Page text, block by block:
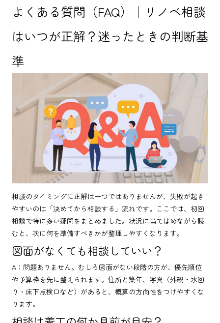
よくある質問（FAQ）｜リノベ相談
はいつが正解？迷ったときの判断基
準
相談のタイミングに正解は一つではありませんが、失敗が起き
やすいのは「決めてから相談する」流れです。ここでは、初回
相談で特に多い疑問をまとめました。状況に当てはめながら読
むと、次に何を準備すべきかが整理しやすくなります。
図面がなくても相談していい？
A：問題ありません。むしろ図面がない段階の方が、優先順位
や予算枠を先に整えられます。住所と築年、写真（外観・水回
り・床下点検口など）があると、概算の方向性をつけやすくな
ります。